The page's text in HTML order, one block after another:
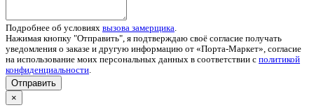
Подробнее об условиях вызова замерщика.
Нажимая кнопку "Отправить", я подтверждаю своё согласие получать
уведомления о заказе и другую информацию от «Порта-Маркет», согласие
на использование моих персональных данных в соответствии с политикой
конфиденциальности.
Отправить
×